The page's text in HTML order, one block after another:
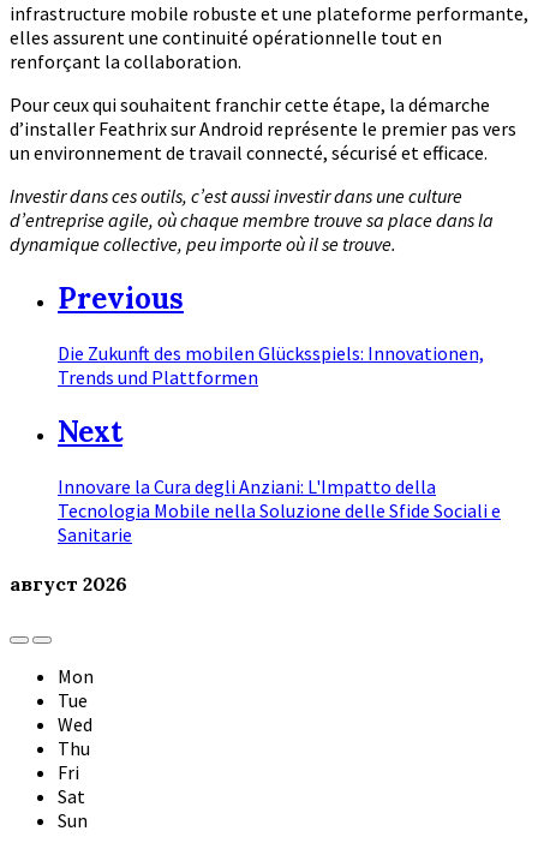
infrastructure mobile robuste et une plateforme performante,
elles assurent une continuité opérationnelle tout en
renforçant la collaboration.
Pour ceux qui souhaitent franchir cette étape, la démarche
d’installer Feathrix sur Android représente le premier pas vers
un environnement de travail connecté, sécurisé et efficace.
Investir dans ces outils, c’est aussi investir dans une culture
d’entreprise agile, où chaque membre trouve sa place dans la
dynamique collective, peu importe où il se trouve.
Previous
Die Zukunft des mobilen Glücksspiels: Innovationen,
Trends und Plattformen
Next
Innovare la Cura degli Anziani: L'Impatto della
Tecnologia Mobile nella Soluzione delle Sfide Sociali e
Sanitarie
август 2026
Previous
Month
Next
Month
Mon
Tue
Wed
Thu
Fri
Sat
Sun